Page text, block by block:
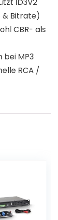
ID3V2
& Bitrate)
CBR- als
bei MP3
RCA /